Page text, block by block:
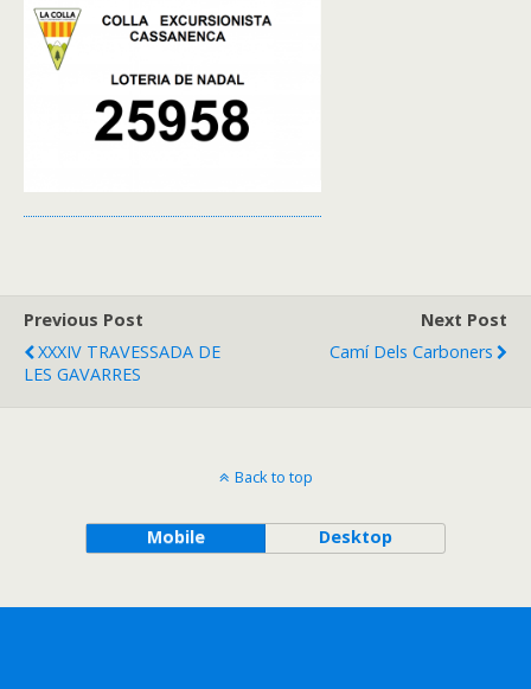
Previous Post
XXXIV TRAVESSADA DE
LES GAVARRES
Next Post
Camí Dels Carboners
Back to top
Mobile Desktop